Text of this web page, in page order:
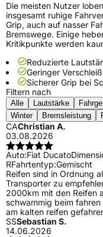
Die meisten Nutzer
insgesamt ruhige
Grip, auch auf nasser
Bremswege. Einige
Kritikpunkte werden
Reduzierte
Geringer Verschleiß
Sicherer Grip bei
Filtern nach
Alle Lautstärke
Winter
Bremsleistung
CAChristian A.
03.08.2026
Auto:Fiat Ducato
RFahrtentyp:Gemischt
Reifen sind in Ordnung
Transporter zu
2000km mit den Reifen
schwammig beim
am kalten reifen
SSSebastian S.
14.06.2026